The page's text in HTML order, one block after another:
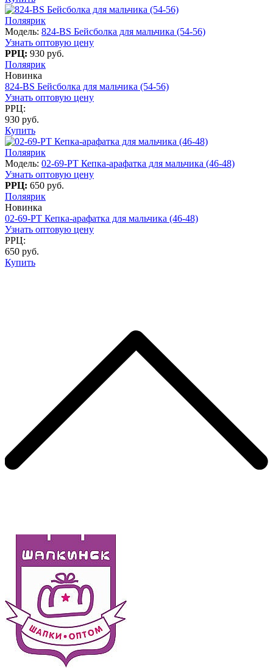
Поляярик
Модель: 824-BS Бейсболка для мальчика (54-56)
Узнать оптовую цену
РРЦ: 930 руб.
Поляярик
Новинка
824-BS Бейсболка для мальчика (54-56)
Узнать оптовую цену
РРЦ:
930 руб.
Купить
Поляярик
Модель: 02-69-PT Кепка-арафатка для мальчика (46-48)
Узнать оптовую цену
РРЦ: 650 руб.
Поляярик
Новинка
02-69-PT Кепка-арафатка для мальчика (46-48)
Узнать оптовую цену
РРЦ:
650 руб.
Купить